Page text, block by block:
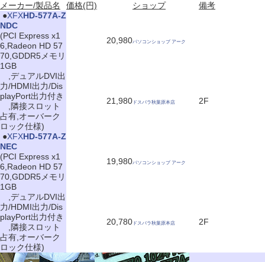
メーカー/製品名 価格(円) ショップ
備考
●XFXHD-577A-Z
NDC
(PCI Express x1
6,Radeon HD 57
70,GDDR5メモリ
1GB
,デュアルDVI出
力/HDMI出力/Dis
playPort出力付き
,隣接スロット
占有,オーバーク
ロック仕様)
20,980パソコンショップ アーク
21,980 ドスパラ秋葉原本店 2F
●XFXHD-577A-Z
NEC
(PCI Express x1
6,Radeon HD 57
70,GDDR5メモリ
1GB
,デュアルDVI出
力/HDMI出力/Dis
playPort出力付き
,隣接スロット
占有,オーバーク
ロック仕様)
19,980パソコンショップ アーク
20,780 ドスパラ秋葉原本店 2F